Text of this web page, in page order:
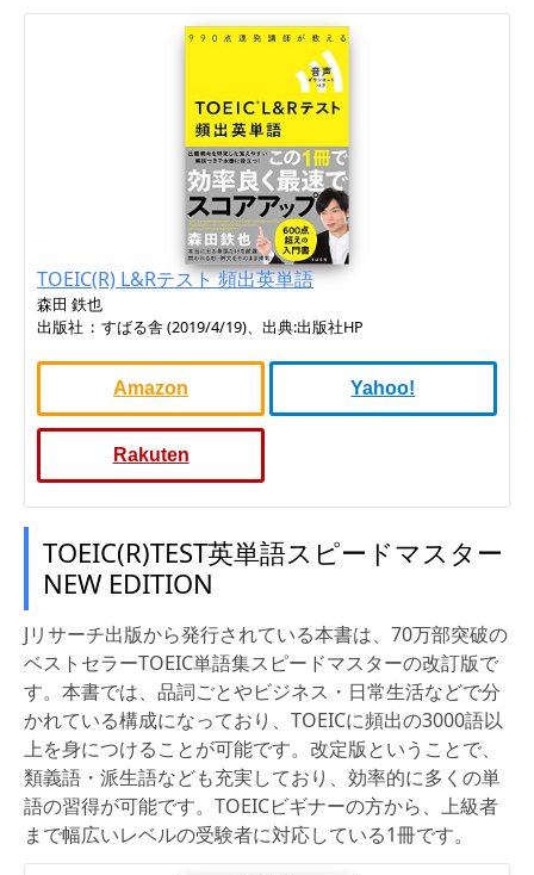
TOEIC(R) L&Rテスト 頻出英単語
森田 鉄也
出版社 ‏ : ‎ すばる舎 (2019/4/19)、出典:出版社HP
Amazon Yahoo!
Rakuten
TOEIC(R)TEST英単語スピードマスター
NEW EDITION
Jリサーチ出版から発行されている本書は、70万部突破の
ベストセラーTOEIC単語集スピードマスターの改訂版で
す。本書では、品詞ごとやビジネス・日常生活などで分
かれている構成になっており、TOEICに頻出の3000語以
上を身につけることが可能です。改定版ということで、
類義語・派生語なども充実しており、効率的に多くの単
語の習得が可能です。TOEICビギナーの方から、上級者
まで幅広いレベルの受験者に対応している1冊です。